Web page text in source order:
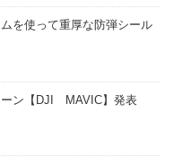
を使って重厚な防弾シール
ーン【DJI MAVIC】発表